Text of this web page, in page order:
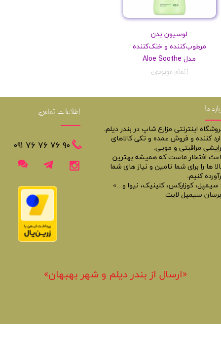
لوسیون بدن
مرطوب‌کننده و خنک‌کننده
مدل Aloe Soothe
اتمام موجودی
ما
اینترنتی مزارع شاپ در بندر دیلم.
کننده و فروش عمده و تکی کالاهای
مراقبتی و مویی.
افتخار ماست که همیشه بهترین
ها را برای شما تامین و نیاز های شما
کنیم.
سیمپل، کوزارکس، کلینیک، نیوا و...»
سیمپل لایت
اطلاعات تماس
​​٩٠ ٧۶ ٧۶ ٧۶ ٠٩١
«​ارسال از بندر دیلم و شهر بهبهان»